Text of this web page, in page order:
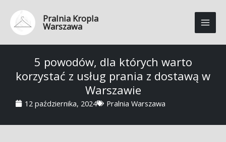
treści
Pralnia Kropla
Warszawa
5 powodów, dla których warto
korzystać z usług prania z dostawą w
Warszawie
12 października, 2024 Pralnia Warszawa